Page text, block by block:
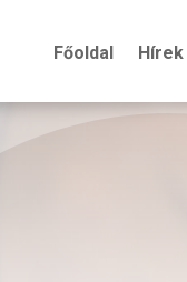
Főoldal Hírek